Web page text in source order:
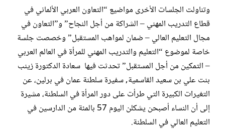
وتناولت الجلسات الأخرى مواضيع “التعاون العربي الألماني في
قطاع التدريب المهني – الشراكة من أجل النجاح” و”التعاون في
مجال التعليم العالي – ضمان لمواهب المستقبل” وخصصت جلسة
خاصة لموضوع “التعليم والتدريب المهني للمرأة في العالم العربي
– التمكين من أجل المستقبل” تحدثت فيها سعادة الدكتورة زينب
بنت علي بن سعيد القاسمية, سفيرة سلطنة عمان في برلين، عن
التغيرات الكبيرة التي طرأت على دور المرأة في السلطنة، مشيرة
إلى أن النساء أصبحن يشكلن اليوم 57 بالمئة من الدارسين في
التعليم العالي في السلطنة.